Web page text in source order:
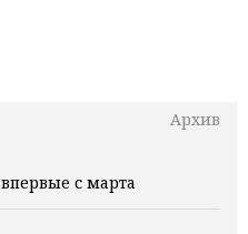
Архив
с марта